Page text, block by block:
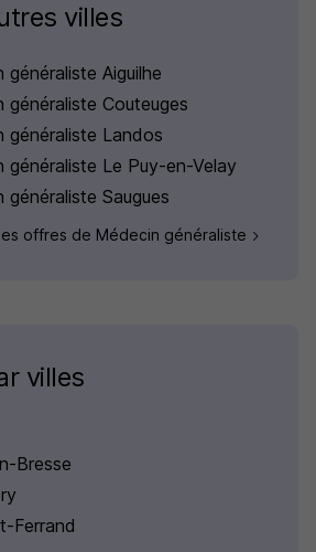
villes
généraliste Aiguilhe
généraliste Couteuges
généraliste Landos
généraliste Le Puy-en-Velay
généraliste Saugues
offres de Médecin généraliste
villes
Bresse
Ferrand